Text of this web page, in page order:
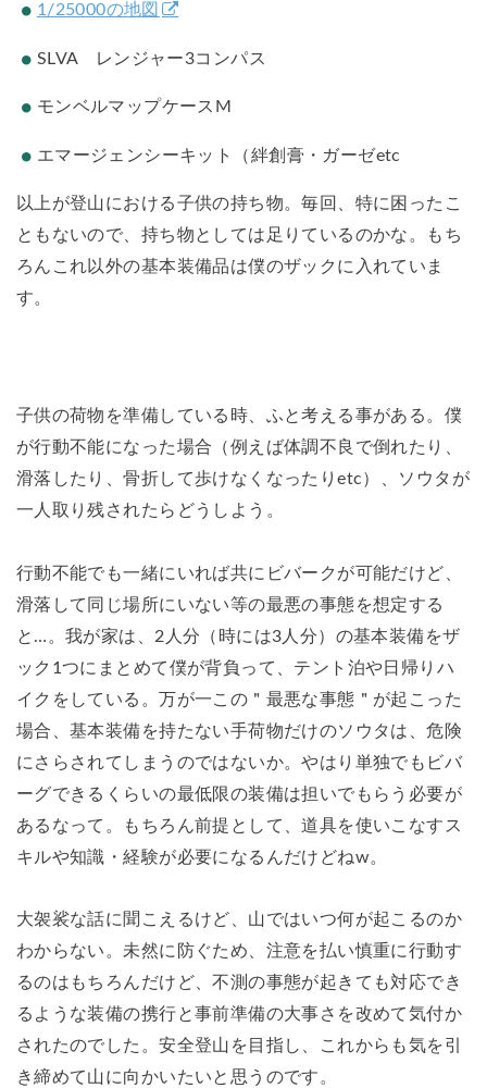
1/25000の地図
SLVA レンジャー3コンパス
モンベルマップケースM
エマージェンシーキット（絆創膏・ガーゼetc
以上が登山における子供の持ち物。毎回、特に困ったこ
ともないので、持ち物としては足りているのかな。もち
ろんこれ以外の基本装備品は僕のザックに入れていま
す。
子供の荷物を準備している時、ふと考える事がある。僕
が行動不能になった場合（例えば体調不良で倒れたり、
滑落したり、骨折して歩けなくなったりetc）、
ソウタが
一人取り残されたらどうしよう。
行動不能でも一緒にいれば共にビバークが可能だけど、
滑落して同じ場所にいない等の最悪の事態を想定する
と…。我が家は、2人分（時には3人分）の基本装備をザ
ック1つにまとめて僕が背負って、テント泊や日帰りハ
イクをしている。万が一この＂最悪な事態＂が起こった
場合、基本装備を持たない手荷物だけのソウタは、危険
にさらされてしまうのではないか。やはり単独でもビバ
ーグできるくらいの最低限の装備は担いでもらう必要が
あるなって。もちろん前提として、道具を使いこなすス
キルや知識・経験が必要になるんだけどねw。
大袈裟な話に聞こえるけど、山ではいつ何が起こるのか
わからない。未然に防ぐため、注意を払い慎重に行動す
るのはもちろんだけど、不測の事態が起きても対応でき
るような装備の携行と事前準備の大事さを改めて気付か
されたのでした。安全登山を目指し、これからも気を引
き締めて山に向かいたいと思うのです。